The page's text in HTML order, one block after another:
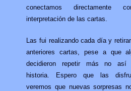
conectamos directamente
interpretación de las cartas.
Las fui realizando cada día y
anteriores cartas, pese a que
decidieron repetir más no
historia. Espero que las
veremos que nuevas sorpresas